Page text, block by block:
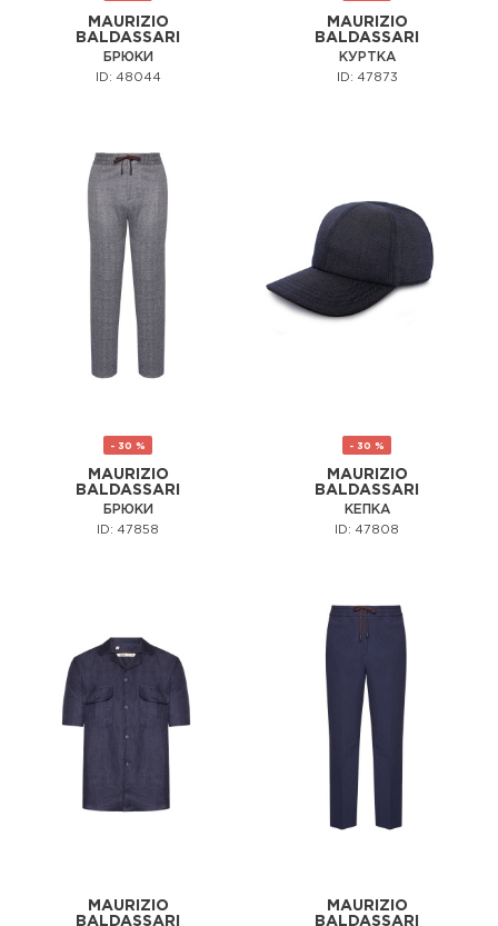
MAURIZIO
BALDASSARI
БРЮКИ
ID: 48044
MAURIZIO
BALDASSARI
КУРТКА
ID: 47873
- 30 %
MAURIZIO
BALDASSARI
БРЮКИ
ID: 47858
- 30 %
MAURIZIO
BALDASSARI
КЕПКА
ID: 47808
MAURIZIO
BALDASSARI
MAURIZIO
BALDASSARI